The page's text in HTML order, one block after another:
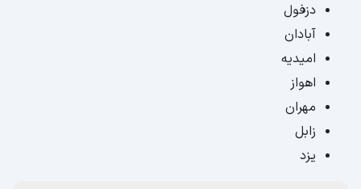
دزفول
آبادان
امیدیه
اهواز
مهران
زابل
یزد